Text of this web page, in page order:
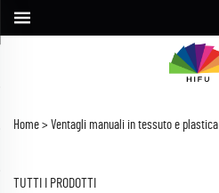
Home > Ventagli manuali in tessuto e plastica
TUTTI I PRODOTTI